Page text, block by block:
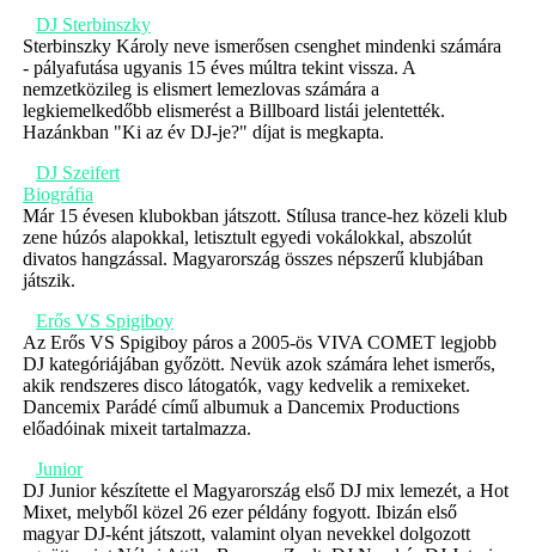
DJ Sterbinszky
Sterbinszky Károly neve ismerősen csenghet mindenki számára
- pályafutása ugyanis 15 éves múltra tekint vissza. A
nemzetközileg is elismert lemezlovas számára a
legkiemelkedőbb elismerést a Billboard listái jelentették.
Hazánkban "Ki az év DJ-je?" díjat is megkapta.
DJ Szeifert
Biográfia
Már 15 évesen klubokban játszott. Stílusa trance-hez közeli klub
zene húzós alapokkal, letisztult egyedi vokálokkal, abszolút
divatos hangzással. Magyarország összes népszerű klubjában
játszik.
Erős VS Spigiboy
Az Erős VS Spigiboy páros a 2005-ös VIVA COMET legjobb
DJ kategóriájában győzött. Nevük azok számára lehet ismerős,
akik rendszeres disco látogatók, vagy kedvelik a remixeket.
Dancemix Parádé című albumuk a Dancemix Productions
előadóinak mixeit tartalmazza.
Junior
DJ Junior készítette el Magyarország első DJ mix lemezét, a Hot
Mixet, melyből közel 26 ezer példány fogyott. Ibizán első
magyar DJ-ként játszott, valamint olyan nevekkel dolgozott